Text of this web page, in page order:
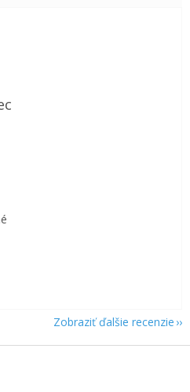
je 5 z 5 hviezdičiek.
je 5 z 5 hviezdičiek.
je 5 z 5 hviezdičiek.
je 5 z 5 hviezdičiek.
Zobraziť ďalšie recenzie